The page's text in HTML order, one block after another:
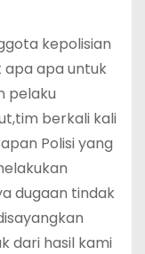
kepolisian
apa apa untuk
pelaku
berkali kali
Polisi yang
dugaan tindak
dari hasil kami